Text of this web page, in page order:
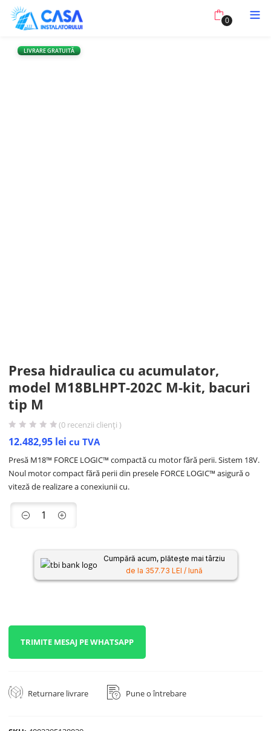
0
LIVRARE GRATUITĂ
Presa hidraulica cu acumulator,
model M18BLHPT-202C M-kit, bacuri
tip M
(0 recenzii clienți )
12.482,95 lei cu TVA
Presă M18™ FORCE LOGIC™ compactă cu motor fără perii. Sistem 18V.
Noul motor compact fără perii din presele FORCE LOGIC™ asigură o
viteză de realizare a conexiunii cu.
Cumpără acum, plătește mai târziu
de la 357.73 LEI / lună
TRIMITE MESAJ PE WHATSAPP
Returnare livrare Pune o întrebare